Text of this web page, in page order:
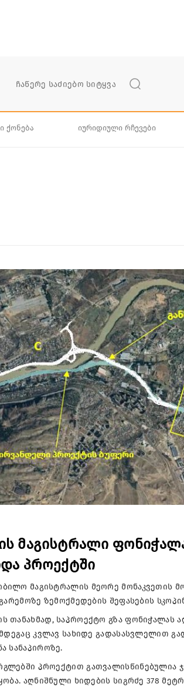
ქონება იურიდიული რჩევები
მაგისტრალი
პროექტში
მაგისტრალის მეორე მონაკვეთის
ზემოქმედების შეფასების
თანახმად, საპროექტო გზა ფონიჭალას
კვლავ სახიდე გადასასვლელით
სანაპიროზე.
პროექტით გათვალისწინებულია
აღნიშნული ხიდების სიგრძე 378